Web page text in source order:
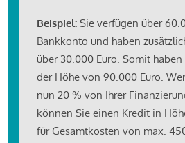
Beispiel: Sie verfügen über
Bankkonto und haben
über 30.000 Euro. Somit
der Höhe von 90.000 Euro.
nun 20 % von Ihrer
können Sie einen Kredit in
für Gesamtkosten von max.